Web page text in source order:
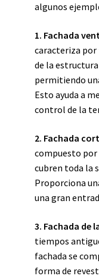
algunos
1. Fachada
caracteriza por
de la
permitiendo
Esto ayuda a
control de la
2. Fachada
compuesto por
cubren toda la
Proporciona
una gran
3. Fachada de
tiempos
fachada se
forma de